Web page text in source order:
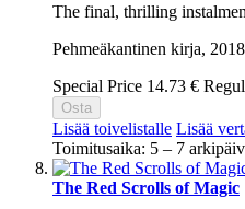
The final, thrilling
Pehmeäkantinen kirja, 2018
Special Price 14.73 €
Osta
Lisää toivelistalle Lisää
Toimitusaika: 5 – 7
The Red Scrolls of Magic